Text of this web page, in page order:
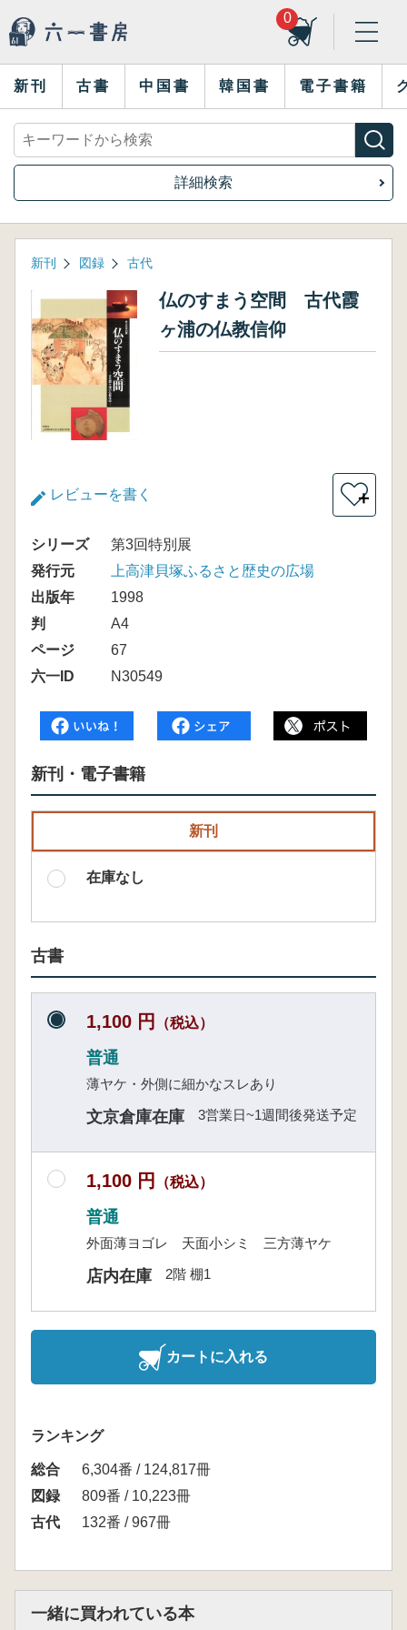
0
新刊 古書 中国書 韓国書 電子書籍
詳細検索
新刊 図録 古代
仏のすまう空間 古代霞
ヶ浦の仏教信仰
レビューを書く ＋
シリーズ
第3回特別展
発行元
上高津貝塚ふるさと歴史の広場
出版年
1998
判
A4
ページ
67
六一ID
N30549
新刊・電子書籍
新刊
在庫なし
古書
1,100 円 （税込）
普通
薄ヤケ・外側に細かなスレあり
文京倉庫在庫 3営業日~1週間後発送予定
1,100 円 （税込）
普通
外面薄ヨゴレ 天面小シミ 三方薄ヤケ
店内在庫 2階 棚1
カートに入れる
ランキング
総合
6,304番 / 124,817冊
図録
809番 / 10,223冊
古代
132番 / 967冊
一緒に買われている本